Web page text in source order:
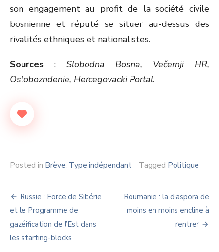
son engagement au profit de la société civile
bosnienne et réputé se situer au-dessus des
rivalités ethniques et nationalistes.
Sources : Slobodna Bosna, Večernji HR,
Oslobozhdenie, Hercegovacki Portal.
Posted in Brève, Type indépendant Tagged Politique
Navigation
de
l’article
Russie : Force de Sibérie
et le Programme de
gazéification de l’Est dans
les starting-blocks
Roumanie : la diaspora de
moins en moins encline à
rentrer